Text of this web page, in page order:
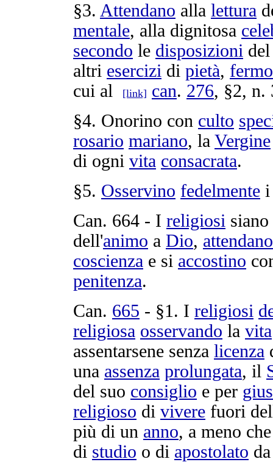
§3. Attendano alla lettura
mentale, alla dignitosa
secondo le disposizioni
altri esercizi di pietà, fermo
cui al
[link] can. 276, §2, n.
§4. Onorino con culto
rosario mariano, la Vergine
di ogni vita consacrata.
§5. Osservino fedelmente
Can. 664 - I religiosi siano
dell'animo a Dio, attendano
coscienza e si accostino
penitenza.
Can. 665 - §1. I religiosi
religiosa osservando la vita
assentarsene senza licenza
una assenza prolungata, il
del suo consiglio e per
religioso di vivere fuori
più di un anno, a meno
di studio o di apostolato